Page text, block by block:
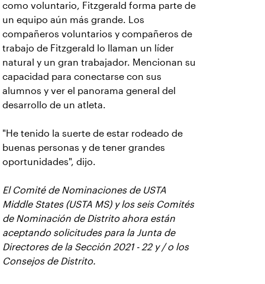
como voluntario, Fitzgerald forma parte de
un equipo aún más grande. Los
compañeros voluntarios y compañeros de
trabajo de Fitzgerald lo llaman un líder
natural y un gran trabajador. Mencionan su
capacidad para conectarse con sus
alumnos y ver el panorama general del
desarrollo de un atleta.
"He tenido la suerte de estar rodeado de
buenas personas y de tener grandes
oportunidades", dijo.
El Comité de Nominaciones de USTA
Middle States (USTA MS) y los seis Comités
de Nominación de Distrito ahora están
aceptando solicitudes para la Junta de
Directores de la Sección 2021 - 22 y / o los
Consejos de Distrito.